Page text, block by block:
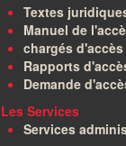
Textes
Manuel de
chargés
Rapports
Demande
Les Services
Services